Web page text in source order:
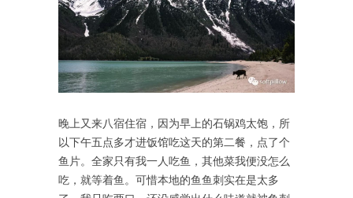
晚上又来八宿住宿，因为早上的石锅鸡太饱，所
以下午五点多才进饭馆吃这天的第二餐，点了个
鱼片。全家只有我一人吃鱼，其他菜我便没怎么
吃，就等着鱼。可惜本地的鱼鱼刺实在是太多